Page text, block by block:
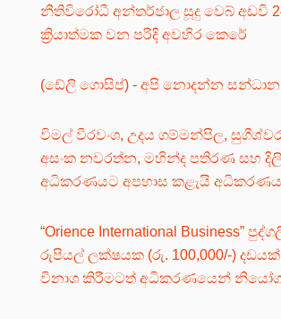
නීතිවිරෝධී අන්තර්ජාල සූදු වෙබ් අඩවි
ක්‍රියාත්මක වන පරිදි අවහිර කෙරේ
(ඩේලි ගොසිප්) - අපි නොදන්න සන්ධාන
විමල් වීරවංශ, උදය ගම්මන්පිල,
අසංක නවරත්න, මහින්ද පතිරණ සහ
අධිකරණයට අපහාස කළැයි
“Orience International Business”
රුපියල් ලක්ෂයක (රු. 100,000/-)
විනාශ කිරීමටත් අධිකරණයෙන්